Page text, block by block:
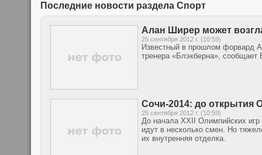
Последние новости раздела Спорт
Алан Ширер может
25 сентября 2012 г. (10:59)
Известный в прошлом форвард
тренера «Блэкберна», сообщает
Сочи-2014: до открытия
25 сентября 2012 г. (10:59)
До начала XXII Олимпийских игр
идут в несколько смен. Но
их внутренняя отделка.